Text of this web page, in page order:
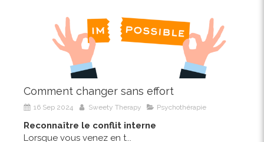
Comment changer sans effort
16 Sep 2024 Sweety Therapy Psychothérapie
Reconnaître le conflit interne
Lorsque vous venez en t...